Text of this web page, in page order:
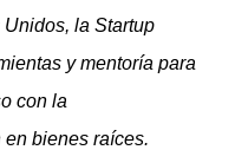
la Startup
y mentoría para
con la
bienes raíces.